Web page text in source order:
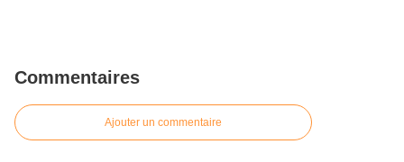
Commentaires
Ajouter un commentaire